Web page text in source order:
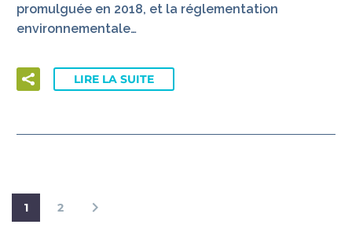
promulguée en 2018, et la réglementation
environnementale…
LIRE LA SUITE
1 2